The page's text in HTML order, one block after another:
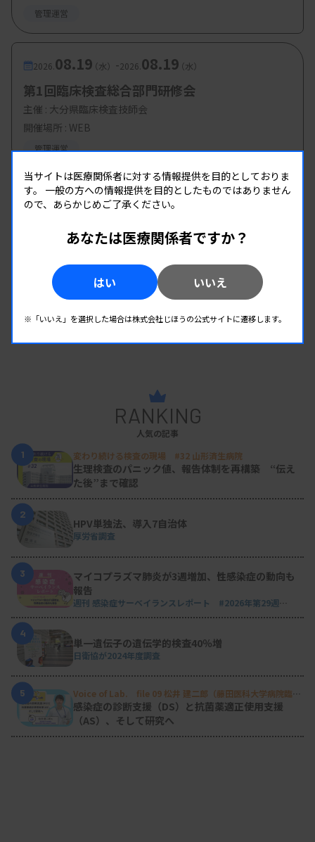
管理運営
2026. 08.19（水） -2026. 08.19（水）
第1回臨床検査総合部門研修会
主催 : 大分県臨床検査技師会
開催場所 : WEB
管理運営
RANKING
人気の記事
1
変わり続ける検査の現場 #32 山形済生病院
生理検査のパニック値、報告体制を再構築 “伝え
た後”まで確認
2
HPV単独法、導入7自治体
厚労省調査
3
マイコプラズマ肺炎が3週増加、性感染症の動向も
報告
週刊 感染症サーベイランスレポート #2026年第29週
4
単一遺伝子の遺伝学的検査40％増
日衛協が2024年度調査
5
Voice of Lab. file 09 松井 建二郎（藤田医科大学病院臨床
検査部微生物遺伝子検査室）
感染症の診断支援（DS）と抗菌薬適正使用支援
（AS）、そして研究へ
当サイトは医療関係者に対する情報提供を目的としておりま
す。 一般の方への情報提供を目的としたものではありません
ので、あらかじめご了承ください。
あなたは医療関係者ですか？
はい いいえ
※「いいえ」を選択した場合は株式会社じほうの公式サイトに遷移します。